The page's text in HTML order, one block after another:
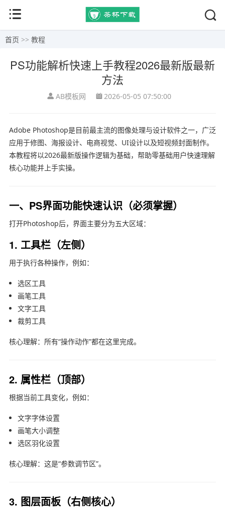
首页 >> 教程
PS功能解析快速上手教程2026最新版最新
方法
AB模板网 2026-05-05 07:50:00
Adobe Photoshop是目前最主流的图像处理与设计软件之一，广泛
应用于修图、海报设计、电商视觉、UI设计以及短视频封面制作。
本教程将以2026最新版操作逻辑为基础，帮助零基础用户快速理解
核心功能并上手实操。
一、PS界面功能快速认识（必须掌握）
打开Photoshop后，界面主要分为五大区域：
1. 工具栏（左侧）
用于执行各种操作，例如：
选区工具
画笔工具
文字工具
裁剪工具
核心理解：所有“操作动作”都在这里完成。
2. 属性栏（顶部）
根据当前工具变化，例如：
文字字体设置
画笔大小调整
选区羽化设置
核心理解：这是“参数调节区”。
3. 图层面板（右侧核心）